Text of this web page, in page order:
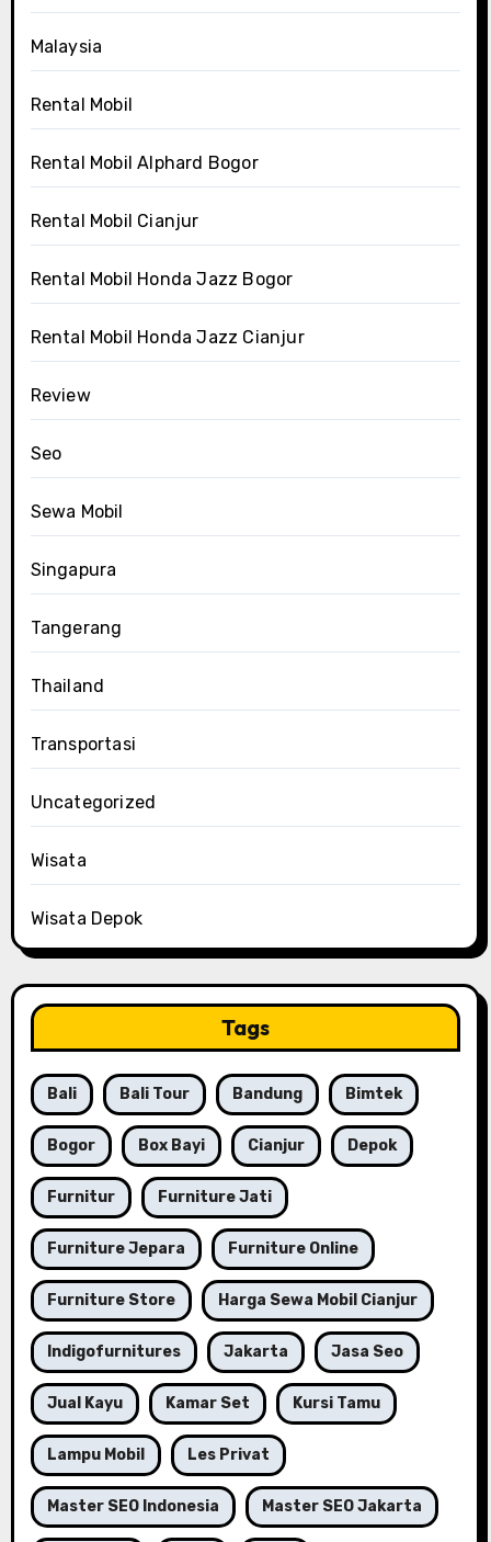
Malaysia
Rental Mobil
Rental Mobil Alphard Bogor
Rental Mobil Cianjur
Rental Mobil Honda Jazz Bogor
Rental Mobil Honda Jazz Cianjur
Review
Seo
Sewa Mobil
Singapura
Tangerang
Thailand
Transportasi
Uncategorized
Wisata
Wisata Depok
Tags
Bali Bali Tour Bandung Bimtek
Bogor Box Bayi Cianjur Depok
Furnitur Furniture Jati
Furniture Jepara Furniture Online
Furniture Store Harga Sewa Mobil Cianjur
Indigofurnitures Jakarta Jasa Seo
Jual Kayu Kamar Set Kursi Tamu
Lampu Mobil Les Privat
Master SEO Indonesia Master SEO Jakarta